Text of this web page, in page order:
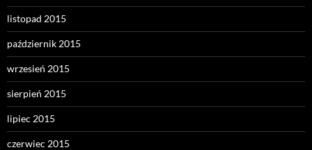
listopad 2015
październik 2015
wrzesień 2015
sierpień 2015
lipiec 2015
czerwiec 2015